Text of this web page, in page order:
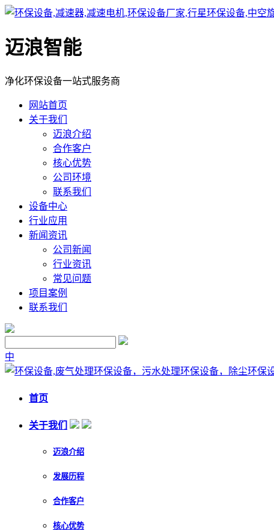
迈浪智能
净化环保设备一站式服务商
网站首页
关于我们
迈浪介绍
合作客户
核心优势
公司环境
联系我们
设备中心
行业应用
新闻资讯
公司新闻
行业资讯
常见问题
项目案例
联系我们
中
首页
关于我们
迈浪介绍
发展历程
合作客户
核心优势